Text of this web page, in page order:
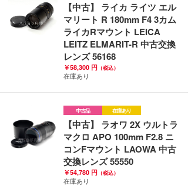
【中古】 ライカ ライツ エル
マリート R 180mm F4 3カム
ライカRマウント LEICA
LEITZ ELMARIT-R 中古交換
レンズ 56168
￥58,300 円 （税込）
在庫あり
中古品 在庫あり
【中古】 ラオワ 2X ウルトラ
マクロ APO 100mm F2.8 ニ
コンFマウント LAOWA 中古
交換レンズ 55550
￥54,780 円 （税込）
在庫あり